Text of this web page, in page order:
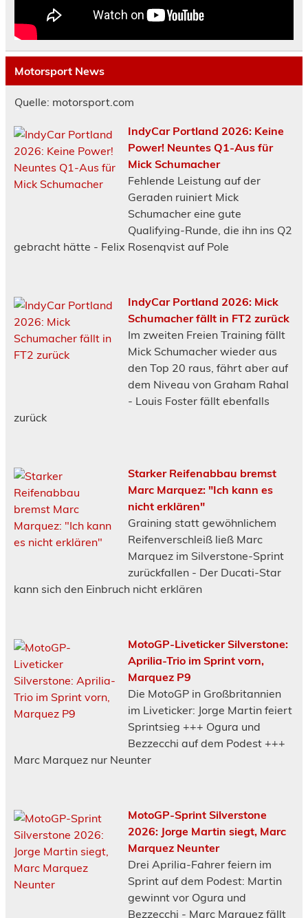
Motorsport News
Quelle: motorsport.com
IndyCar Portland 2026: Keine
Power! Neuntes Q1-Aus für
Mick Schumacher
Fehlende Leistung auf der
Geraden ruiniert Mick
Schumacher eine gute
Qualifying-Runde, die ihn ins Q2
gebracht hätte - Felix Rosenqvist auf Pole
IndyCar Portland 2026: Mick
Schumacher fällt in FT2 zurück
Im zweiten Freien Training fällt
Mick Schumacher wieder aus
den Top 20 raus, fährt aber auf
dem Niveau von Graham Rahal
- Louis Foster fällt ebenfalls
zurück
Starker Reifenabbau bremst
Marc Marquez: "Ich kann es
nicht erklären"
Graining statt gewöhnlichem
Reifenverschleiß ließ Marc
Marquez im Silverstone-Sprint
zurückfallen - Der Ducati-Star
kann sich den Einbruch nicht erklären
MotoGP-Liveticker Silverstone:
Aprilia-Trio im Sprint vorn,
Marquez P9
Die MotoGP in Großbritannien
im Liveticker: Jorge Martin feiert
Sprintsieg +++ Ogura und
Bezzecchi auf dem Podest +++
Marc Marquez nur Neunter
MotoGP-Sprint Silverstone
2026: Jorge Martin siegt, Marc
Marquez Neunter
Drei Aprilia-Fahrer feiern im
Sprint auf dem Podest: Martin
gewinnt vor Ogura und
Bezzecchi - Marc Marquez fällt